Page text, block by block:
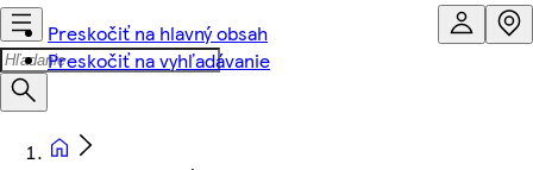
Preskočiť na hlavný obsah
Preskočiť na vyhľadávanie